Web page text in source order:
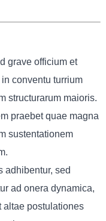
grave officium et
conventu turrium
structurarum maioris.
praebet quae magna
sustentationem
adhibentur, sed
ad onera dynamica,
altae postulationes